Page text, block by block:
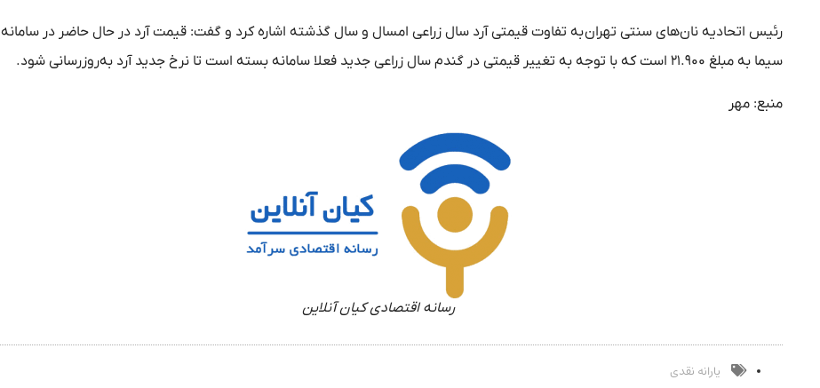
رئیس اتحادیه نان‌های سنتی تهران به تفاوت قیمتی آرد سال زراعی امسال و سال گذشته اشاره کرد و گفت: قیمت آرد در حال حاضر در سامانه
سیما به مبلغ ۲۱.۹۰۰ است که با توجه به تغییر قیمتی در گندم سال زراعی جدید فعلا سامانه بسته است تا نرخ جدید آرد به‌روزرسانی شود.
منبع: مهر
رسانه اقتصادی کیان آنلاین
یارانه نقدی